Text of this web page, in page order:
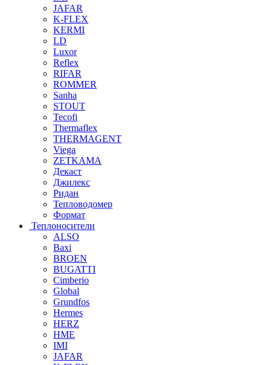
JAFAR
K-FLEX
KERMI
LD
Luxor
Reflex
RIFAR
ROMMER
Sanha
STOUT
Tecofi
Thermaflex
THERMAGENT
Viega
ZETKAMA
Декаст
Джилекс
Ридан
Тепловодомер
Формат
Теплоносители
ALSO
Baxi
BROEN
BUGATTI
Cimberio
Global
Grundfos
Hermes
HERZ
HME
IMI
JAFAR